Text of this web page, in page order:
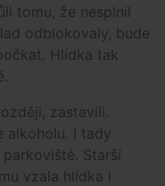
tomu, že nesplnil
odblokovaly, bude
Hlídka tak
zastavili.
alkoholu. I tady
Starší
vzala hlídka i